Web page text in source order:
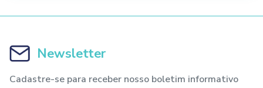
Newsletter
Cadastre-se para receber nosso boletim informativo